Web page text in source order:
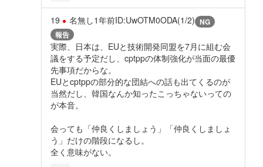
19 名無し1年前ID:UwOTM0ODA(1/2) NG
報告
実際、日本は、EUと技術開発同盟を7月に組む会
議をする予定だし、cptppの体制強化が当面の最優
先事項だからな。
EUとcptppの部分的な団結への話も出てくるのが
当然だし、韓国なんか知ったこっちゃないっての
が本音。
会っても「仲良くしましょう」「仲良くしましょ
う」だけの階段になるし。
全く意味がない。